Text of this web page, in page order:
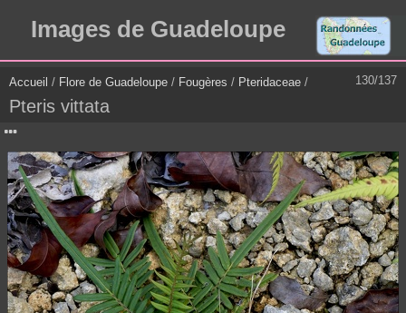
Images de Guadeloupe
130/137
Accueil / Flore de Guadeloupe / Fougères / Pteridaceae /
Pteris vittata